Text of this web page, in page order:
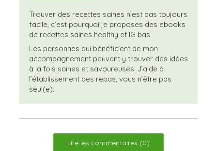
Trouver des recettes saines n’est pas toujours
facile, c’est pourquoi je proposes des ebooks
de recettes saines healthy et IG bas.
Les personnes qui bénéficient de mon
accompagnement peuvent y trouver des idées
à la fois saines et savoureuses. J’aide à
l’établissement des repas, vous n’être pas
seul(e).
Lire les commentaires (0)